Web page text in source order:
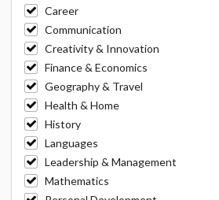
Career
Communication
Creativity & Innovation
Finance & Economics
Geography & Travel
Health & Home
History
Languages
Leadership & Management
Mathematics